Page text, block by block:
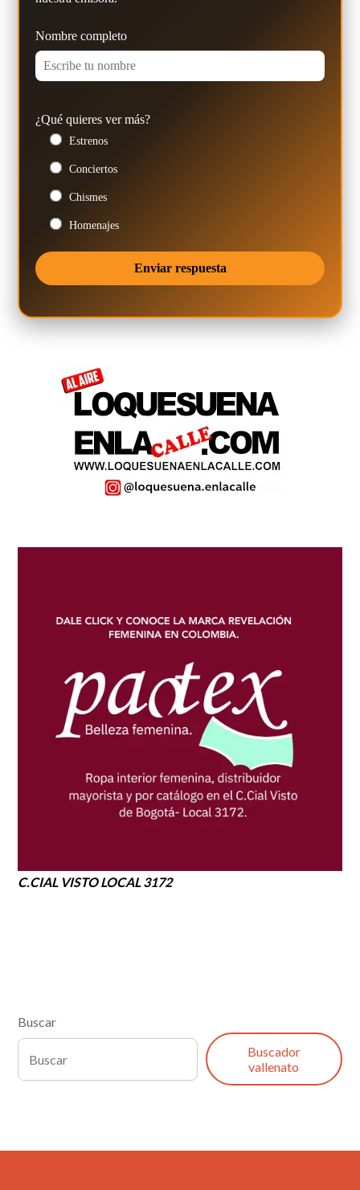
Nombre completo
¿Qué quieres ver más?
Estrenos
Conciertos
Chismes
Homenajes
C.CIAL VISTO LOCAL 3172
Buscar
Buscador
vallenato